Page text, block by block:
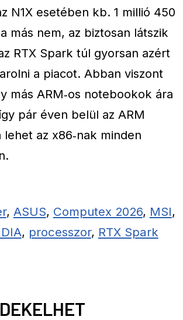
N1X esetében kb. 1 millió 450
más nem, az biztosan látszik
RTX Spark túl gyorsan azért
a piacot. Abban viszont
más ARM‑os notebookok ára
pár éven belül az ARM
az x86‑nak minden
, ASUS, Computex 2026, MSI,
, processzor, RTX Spark